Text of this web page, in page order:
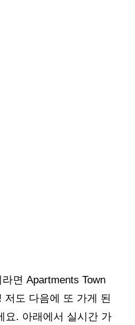
면 Apartments Town
도 다음에 또 가게 된
요. 아래에서 실시간 가